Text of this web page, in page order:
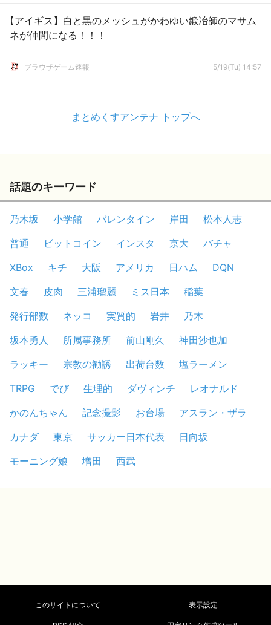
【アイギス】白と黒のメッシュがかわゆい鍛冶師のマサム
ネが仲間になる！！！
ブラウザゲーム速報 5/19(Tu) 14:57
まとめくすアンテナ トップへ
話題のキーワード
乃木坂 小学館 バレンタイン 岸田
松本人志
普通
ビットコイン インスタ 京大
バチャ
XBox
キチ 大阪 アメリカ 日ハム
DQN
文春
皮肉 三浦瑠麗 ミス日本
稲葉
発行部数
ネッコ 実質的 岩井
乃木
坂本勇人
所属事務所 前山剛久
神田沙也加
ラッキー
宗教の勧誘 出荷台数
塩ラーメン
TRPG
でび 生理的 ダヴィンチ
レオナルド
かのんちゃん
記念撮影 お台場
アスラン・ザラ
カナダ
東京 サッカー日本代表
日向坂
モーニング娘
増田 西武
このサイトについて 表示設定